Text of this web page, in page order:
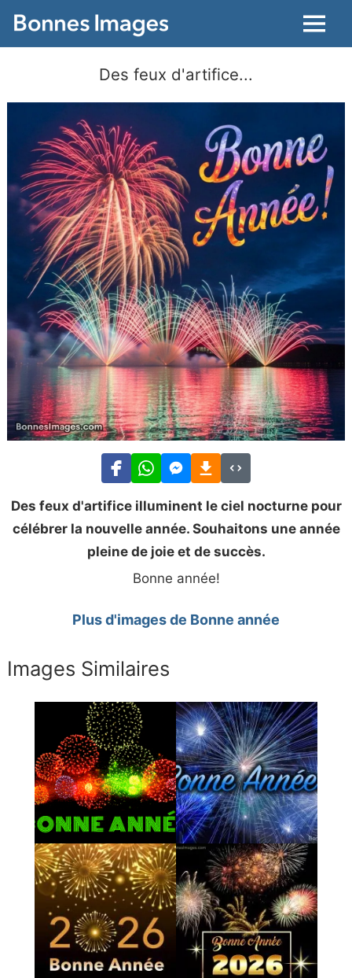
Menu
Des feux d'artifice...
Des feux d'artifice illuminent le ciel nocturne pour
célébrer la nouvelle année. Souhaitons une année
pleine de joie et de succès.
Bonne année!
Plus d'images de Bonne année
Images Similaires